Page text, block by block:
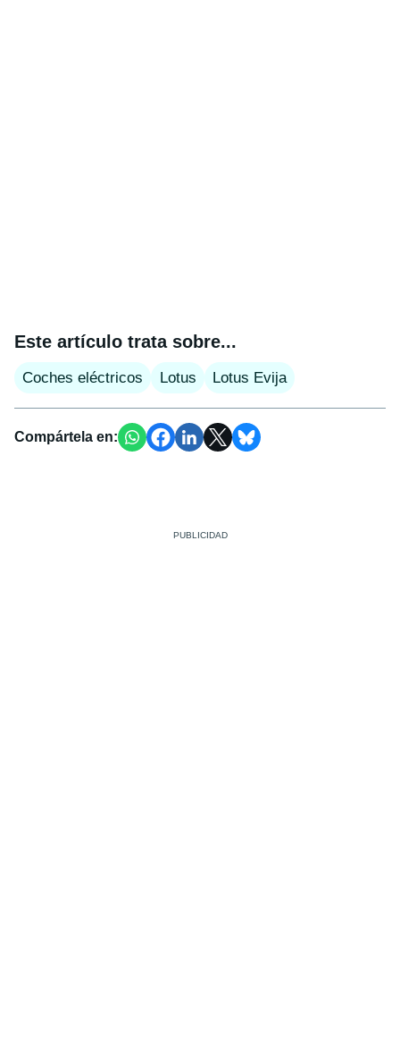
Este artículo trata sobre...
Coches eléctricos Lotus Lotus Evija
Compártela en: